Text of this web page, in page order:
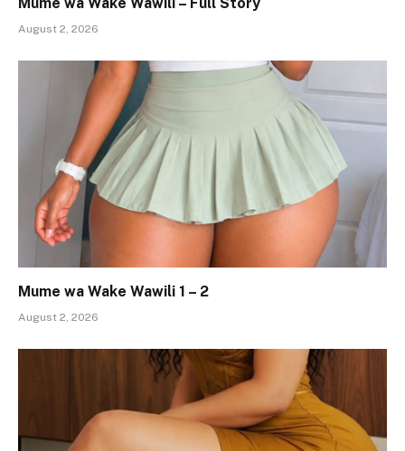
August 2, 2026
Mume wa Wake Wawili 1 – 2
August 2, 2026